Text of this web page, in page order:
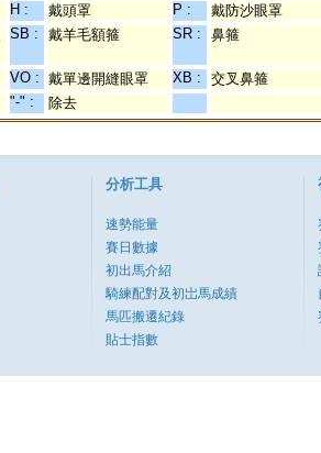
H : 戴頭罩 P :
戴防沙眼罩
SB : 戴羊毛額箍 SR : 鼻箍
VO : 戴單邊開縫眼罩 XB :
交叉鼻箍
"-" : 除去
分析工具
速勢能量
賽日數據
初出馬介紹
騎練配對及初岀馬成績
馬匹搬遷紀錄
貼士指數